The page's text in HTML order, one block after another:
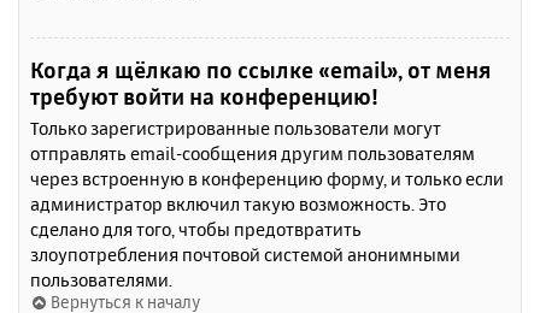
Когда я щёлкаю по ссылке «email», от меня
требуют войти на конференцию!
Только зарегистрированные пользователи могут
отправлять email-сообщения другим пользователям
через встроенную в конференцию форму, и только если
администратор включил такую возможность. Это
сделано для того, чтобы предотвратить
злоупотребления почтовой системой анонимными
пользователями.
Вернуться к началу